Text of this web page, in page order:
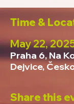
Time &
May 22,
Praha 6, Na
Dejvice,
Share this